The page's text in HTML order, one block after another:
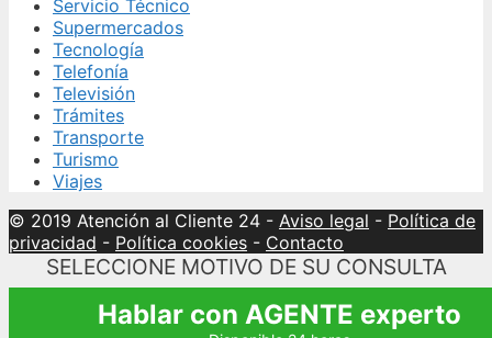
Servicio Técnico
Supermercados
Tecnología
Telefonía
Televisión
Trámites
Transporte
Turismo
Viajes
© 2019 Atención al Cliente 24 - Aviso legal - Política de
privacidad - Política cookies - Contacto
SELECCIONE MOTIVO DE SU CONSULTA
Hablar con AGENTE experto